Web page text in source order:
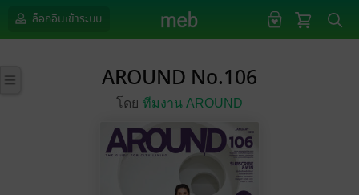
ล็อกอินเข้าระบบ
AROUND No.106
โดย ทีมงาน AROUND